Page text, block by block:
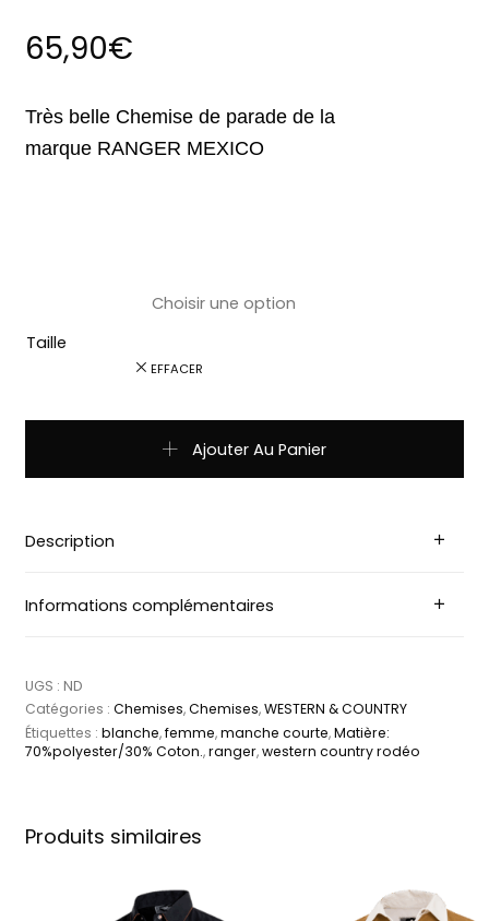
65,90€
Très belle Chemise de parade de la
marque RANGER MEXICO
Taille
EFFACER
Ajouter Au Panier
Description
Informations complémentaires
UGS : ND
Catégories : Chemises,Chemises,WESTERN & COUNTRY
Étiquettes : blanche,femme,manche courte,Matière:
70%polyester/30% Coton.,ranger,western country rodéo
Produits similaires